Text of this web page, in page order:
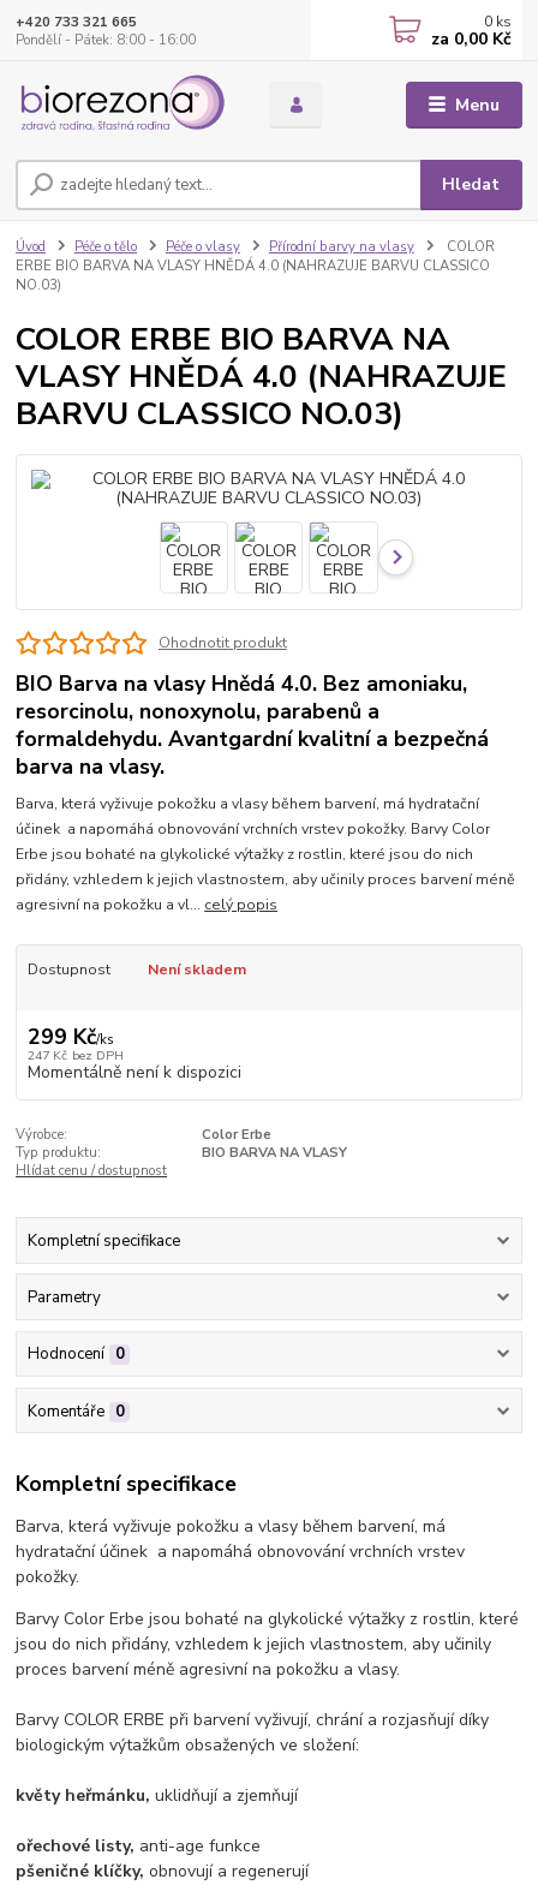
Menu
Hledat
+420 733 321 665
Pondělí - Pátek: 8:00 - 16:00
0 ks
za 0,00 Kč
Úvod Péče o tělo Péče o vlasy Přírodní barvy na vlasy
COLOR
ERBE BIO BARVA NA VLASY HNĚDÁ 4.0 (NAHRAZUJE BARVU CLASSICO
NO.03)
COLOR ERBE BIO BARVA NA
VLASY HNĚDÁ 4.0 (NAHRAZUJE
BARVU CLASSICO NO.03)
Ohodnotit produkt
BIO Barva na vlasy Hnědá 4.0. Bez amoniaku,
resorcinolu, nonoxynolu, parabenů a
formaldehydu. Avantgardní kvalitní a bezpečná
barva na vlasy.
Barva, která vyživuje pokožku a vlasy během barvení, má hydratační
účinek a napomáhá obnovování vrchních vrstev pokožky. Barvy Color
Erbe jsou bohaté na glykolické výtažky z rostlin, které jsou do nich
přidány, vzhledem k jejich vlastnostem, aby učinily proces barvení méně
agresivní na pokožku a vl... celý popis
Dostupnost Není skladem
299 Kč/ks
247 Kč bez DPH
Momentálně není k dispozici
Výrobce:
Color Erbe
Typ produktu:
BIO BARVA NA VLASY
Hlídat cenu / dostupnost
Kompletní specifikace
Parametry
Hodnocení 0
Komentáře 0
Kompletní specifikace
Barva, která vyživuje pokožku a vlasy během barvení, má
hydratační účinek a napomáhá obnovování vrchních vrstev
pokožky.
Barvy Color Erbe jsou bohaté na glykolické výtažky z rostlin, které
jsou do nich přidány, vzhledem k jejich vlastnostem, aby učinily
proces barvení méně agresivní na pokožku a vlasy.
Barvy COLOR ERBE při barvení vyživují, chrání a rozjasňují díky
biologickým výtažkům obsažených ve složení:
květy heřmánku,uklidňují a zjemňují
ořechové listy, anti-age funkce
pšeničné klíčky, obnovují a regenerují